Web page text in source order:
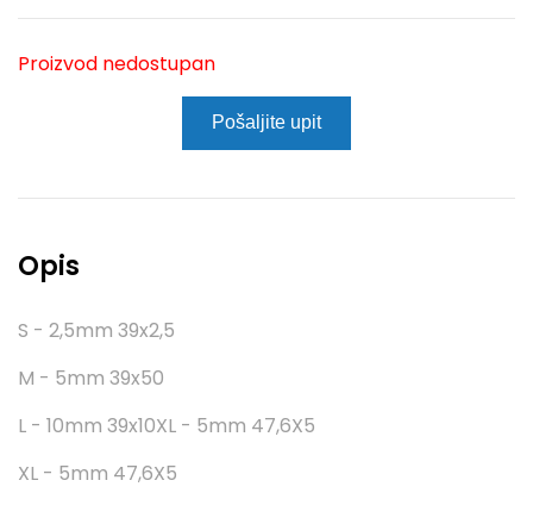
Proizvod nedostupan
Pošaljite upit
Opis
S - 2,5mm 39x2,5
M - 5mm 39x50
L - 10mm 39x10XL - 5mm 47,6X5
XL - 5mm 47,6X5